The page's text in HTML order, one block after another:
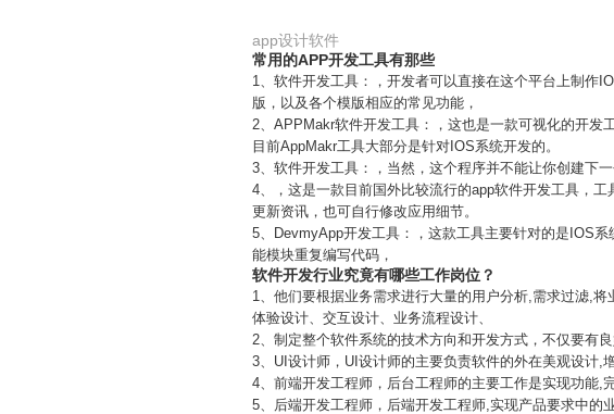
app设计软件
常用的APP开发工具有那些
1、软件开发工具：，开发者可以直接在这个平台上制作
版，以及各个模版相应的常见功能，
2、APPMakr软件开发工具：，这也是一款可视化的开发
目前AppMakr工具大部分是针对IOS系统开发的。
3、软件开发工具：，当然，这个程序并不能让你创建下一
4、，这是一款目前国外比较流行的app软件开发工具，
更新资讯，也可自行修改应用细节。
5、DevmyApp开发工具：，这款工具主要针对的是IOS
能模块重复编写代码，
软件开发行业究竟有哪些工作岗位？
1、他们要根据业务需求进行大量的用户分析,需求过滤,
体验设计、交互设计、业务流程设计、
2、制定整个软件系统的技术方向和开发方式，不仅要有
3、UI设计师，UI设计师的主要负责软件的外在美观设计,
4、前端开发工程师，后台工程师的主要工作是实现功能,
5、后端开发工程师，后端开发工程师,实现产品要求中的业